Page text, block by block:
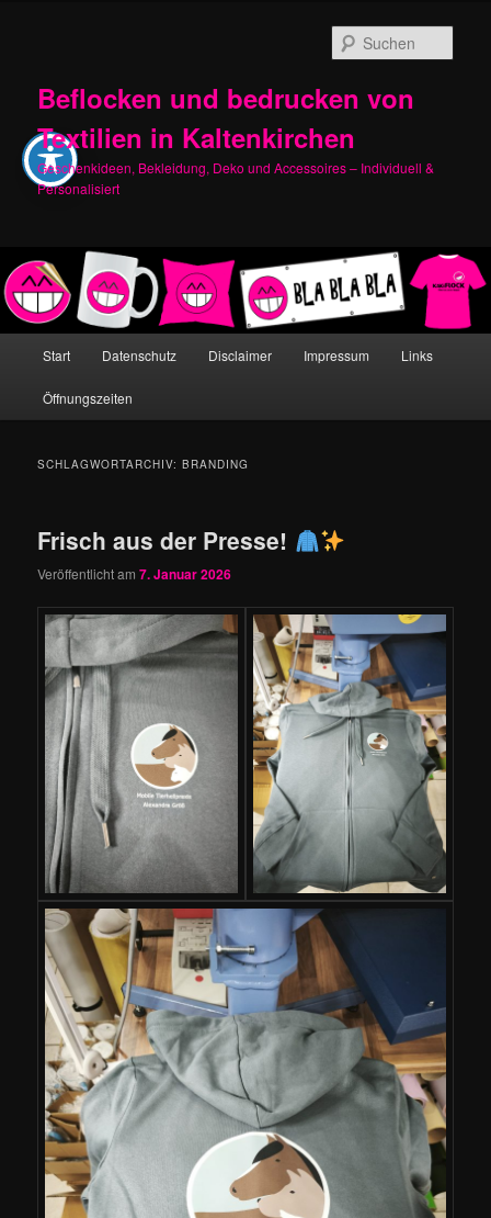
Beflocken und bedrucken von
Textilien in Kaltenkirchen
Geschenkideen, Bekleidung, Deko und Accessoires – Individuell &
Personalisiert
Start Datenschutz Disclaimer Impressum Links
Öffnungszeiten
SCHLAGWORTARCHIV:BRANDING
Frisch aus der Presse!
Veröffentlicht am7. Januar 2026